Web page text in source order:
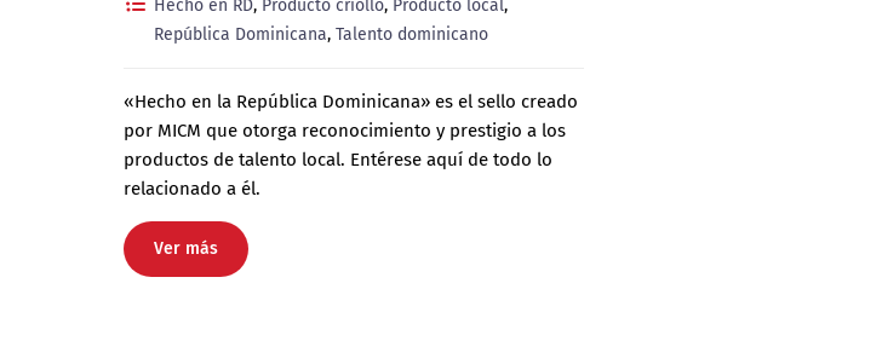
Hecho en RD, Producto criollo, Producto local,
República Dominicana, Talento dominicano
«Hecho en la República Dominicana» es el sello creado
por MICM que otorga reconocimiento y prestigio a los
productos de talento local. Entérese aquí de todo lo
relacionado a él.
Ver más